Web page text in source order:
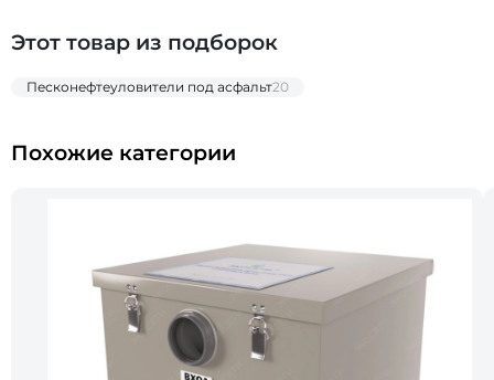
Этот товар из подборок
Песконефтеуловители под асфальт20
Похожие категории